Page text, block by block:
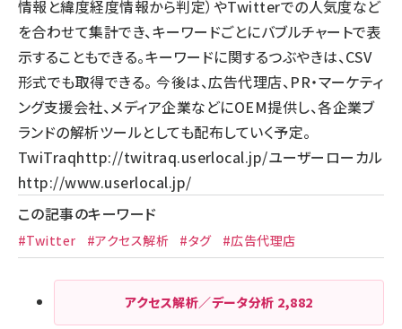
情報と緯度経度情報から判定）やTwitterでの人気度など
を合わせて集計でき、キーワードごとにバブルチャートで表
示することもできる。キーワードに関するつぶやきは、CSV
形式でも取得できる。 今後は、広告代理店、PR・マーケティ
ング支援会社、メディア企業などにOEM提供し、各企業ブ
ランドの解析ツールとしても配布していく予定。
TwiTraqhttp://twitraq.userlocal.jp/ユーザーローカル
http://www.userlocal.jp/
この記事のキーワード
#Twitter #アクセス解析 #タグ #広告代理店
アクセス解析／データ分析 2,882